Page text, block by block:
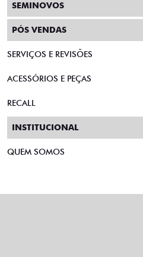
SEMINOVOS
PÓS VENDAS
SERVIÇOS E REVISÕES
ACESSÓRIOS E PEÇAS
RECALL
INSTITUCIONAL
QUEM SOMOS